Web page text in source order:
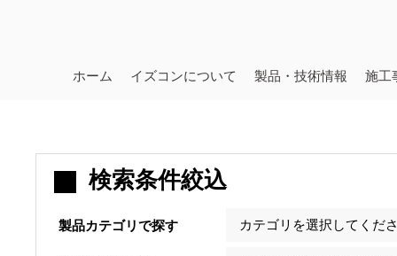
ホーム イズコンについて 製品・技術情報 施工
検索条件絞込
製品カテゴリで探す